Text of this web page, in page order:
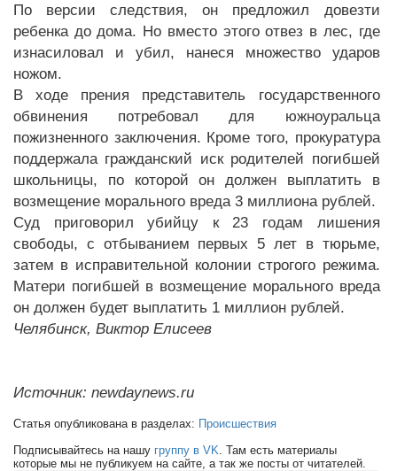
По версии следствия, он предложил довезти
ребенка до дома. Но вместо этого отвез в лес, где
изнасиловал и убил, нанеся множество ударов
ножом.
В ходе прения представитель государственного
обвинения потребовал для южноуральца
пожизненного заключения. Кроме того, прокуратура
поддержала гражданский иск родителей погибшей
школьницы, по которой он должен выплатить в
возмещение морального вреда 3 миллиона рублей.
Суд приговорил убийцу к 23 годам лишения
свободы, с отбыванием первых 5 лет в тюрьме,
затем в исправительной колонии строгого режима.
Матери погибшей в возмещение морального вреда
он должен будет выплатить 1 миллион рублей.
Челябинск, Виктор Елисеев
Источник: newdaynews.ru
Статья опубликована в разделах: Происшествия
Подписывайтесь на нашу группу в VK . Там есть материалы
которые мы не публикуем на сайте, а так же посты от читателей.